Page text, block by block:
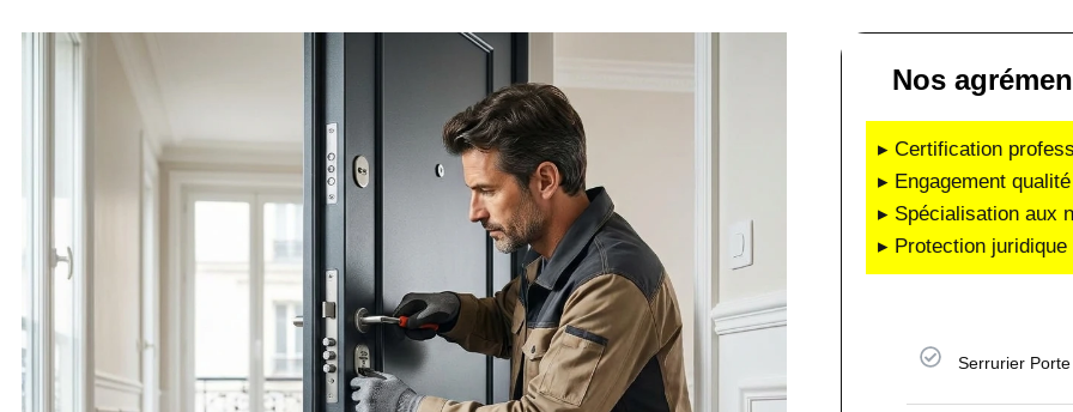
Nos
▸ Certification
▸ Engagement
▸ Spécialisation aux
▸ Protection
Serrurier